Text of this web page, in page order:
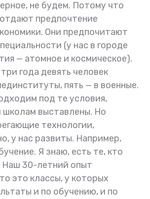
не будем. Потому что
предпочтение
Они предпочитают
(у нас в городе
— атомное и космическое).
года девять человек
пять — в военные.
под те условия,
школам выставлены. Но
технологии,
у нас развиты. Например,
Я знаю, есть те, кто
Наш 30-летний опыт
это классы, у которых
и по обучению, и по